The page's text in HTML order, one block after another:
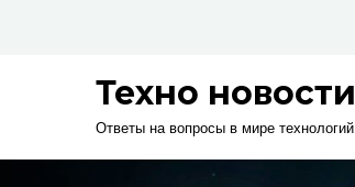
Техно новости
Ответы на вопросы в мире технологий